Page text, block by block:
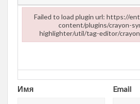
Имя Email
Failed to load plugin url: https://
content/plugins/crayon-
highlighter/util/tag-editor/
Failed to load plugin url: https://